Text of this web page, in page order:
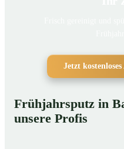
Jetzt
Frühjahrsputz in
unsere Profis